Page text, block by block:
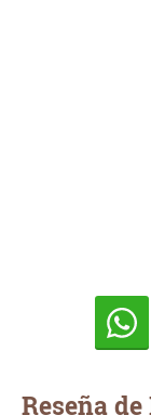
Reseña